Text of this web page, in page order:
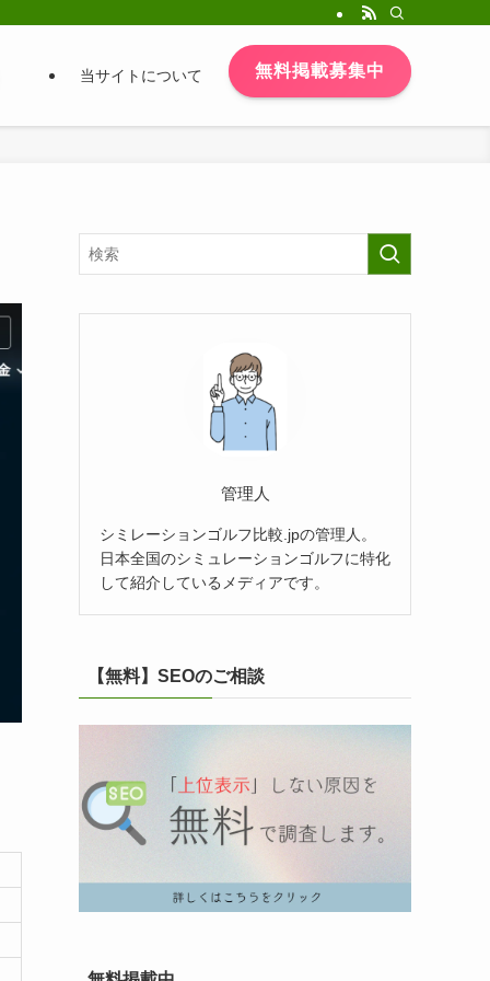
当サイトについて 無料掲載募集中
管理人
シミレーションゴルフ比較.jpの管理人。
日本全国のシミュレーションゴルフに特化
して紹介しているメディアです。
【無料】SEOのご相談